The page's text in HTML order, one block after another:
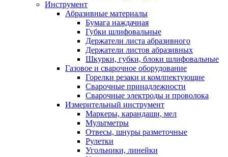
Инструмент
Абразивные материалы
Бумага наждачная
Губки шлифовальные
Держатели листа абразивного
Держатели листов абразивных
Шкурки, губки, блоки шлифовальные
Газовое и сварочное оборудование
Горелки резаки и комлпектующие
Сварочные принадлежности
Сварочные электроды и проволока
Измерительный инструмент
Маркеры, карандаши, мел
Мультметры
Отвесы, шнуры разметочные
Рулетки
Угольники, линейки